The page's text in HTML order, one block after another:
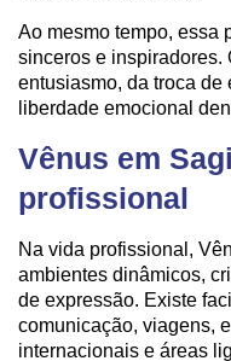
Ao mesmo tempo, essa
sinceros e inspiradores.
entusiasmo, da troca
liberdade emocional
Vênus em
profissional
Na vida profissional,
ambientes dinâmicos,
de expressão. Existe
comunicação, viagens,
internacionais e áreas